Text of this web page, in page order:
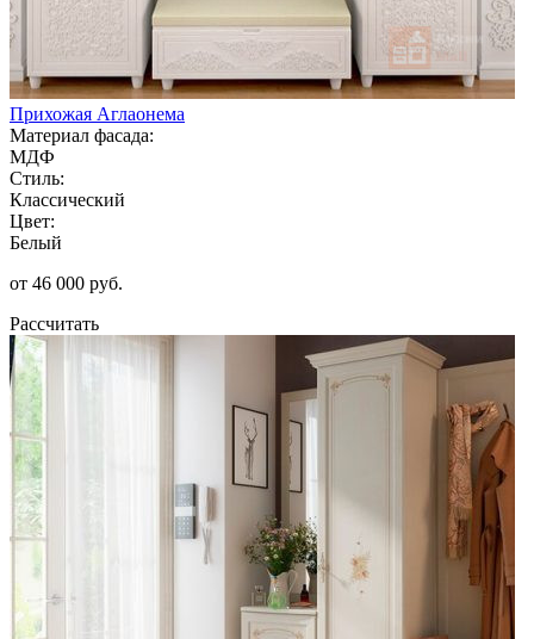
Прихожая Аглаонема
Материал фасада:
МДФ
Стиль:
Классический
Цвет:
Белый
от 46 000 руб.
Рассчитать